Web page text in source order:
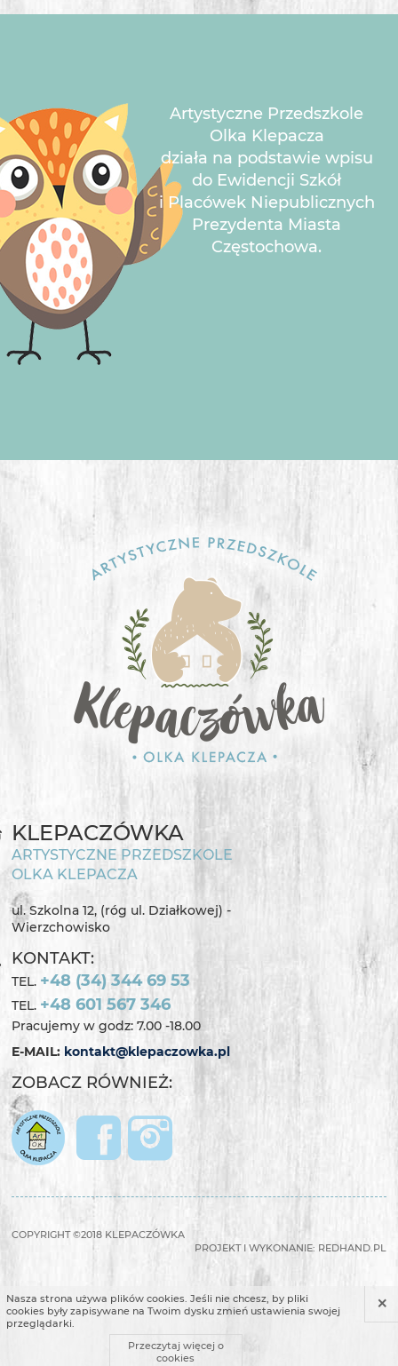
Artystyczne Przedszkole
Olka Klepacza
działa na podstawie wpisu
do Ewidencji Szkół
i Placówek Niepublicznych
Prezydenta Miasta
Częstochowa.
KLEPACZÓWKA
ARTYSTYCZNE PRZEDSZKOLE
OLKA KLEPACZA
ul. Szkolna 12, (róg ul. Działkowej) -
Wierzchowisko
KONTAKT:
TEL. +48 (34) 344 69 53
TEL. +48 601 567 346
Pracujemy w godz: 7.00 -18.00
E-MAIL: kontakt@klepaczowka.pl
ZOBACZ RÓWNIEŻ:
COPYRIGHT ©2018 KLEPACZÓWKA
PROJEKT I WYKONANIE: REDHAND.PL
Nasza strona używa plików cookies. Jeśli nie chcesz, by pliki
cookies były zapisywane na Twoim dysku zmień ustawienia swojej
przeglądarki.
×
Przeczytaj więcej o
cookies